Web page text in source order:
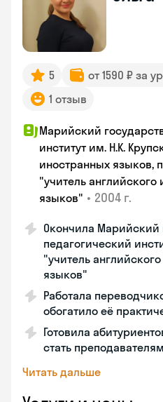
5 от 1590 ₽ за
1 отзыв
Марийский
институт им. Н.К.
иностранных языков,
"учитель английского
языков" • 2004 г.
Окончила Марийский
педагогический
"учитель
языков"
Работала
обогатило её
Готовила
стать
Читать дальше